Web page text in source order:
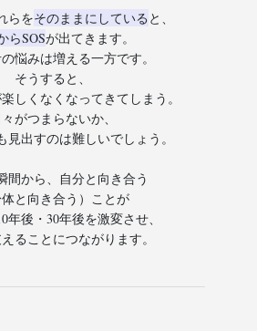
らをそのままにしている と、
らSOSが出てきます。
悩みは増える一方です。
そうすると、
しくなくなってきてしまう。
がつまらないか、
見出すのは難しいでしょう。
間から、自分と向き合う
体と向き合う）ことが
年後・30年後を激変させ、
ることにつながります。